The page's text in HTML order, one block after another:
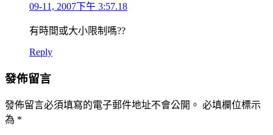
09-11, 2007下午 3:57.18
有時間或大小限制嗎??
Reply
發佈留言
發佈留言必須填寫的電子郵件地址不會公開。 必填欄位標示
為 *